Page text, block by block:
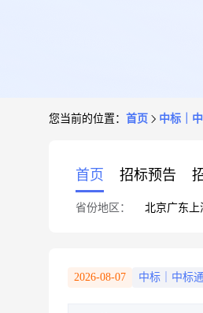
您当前的位置： 首页 中标｜
首页 招标预告
省份地区： 北京广东
2026-08-07 中标｜中标